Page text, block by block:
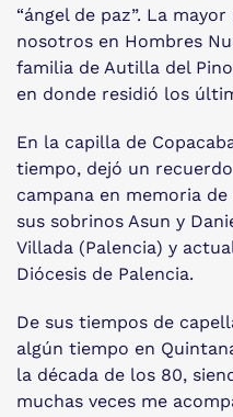
“ángel de paz”. La
nosotros en Hombres
familia de Autilla del
en donde residió los
En la capilla de
tiempo, dejó un
campana en memoria
sus sobrinos Asun y
Villada (Palencia) y
Diócesis de Palencia.
De sus tiempos de
algún tiempo en
la década de los 80,
muchas veces me